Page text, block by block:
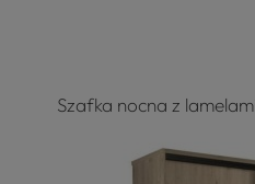
Szafka nocna z